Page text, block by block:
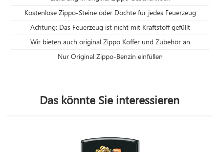
Kostenlose Zippo-Steine oder Dochte für jedes Feuerzeug
Achtung: Das Feuerzeug ist nicht mit Kraftstoff gefüllt
Wir bieten auch original Zippo Koffer und Zubehör an
Nur Original Zippo-Benzin einfüllen
Das könnte Sie interessieren